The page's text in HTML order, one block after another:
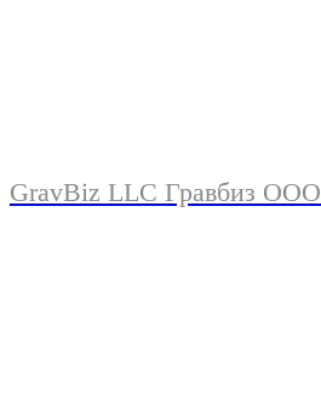
GravBiz LLC Гравбиз ООО